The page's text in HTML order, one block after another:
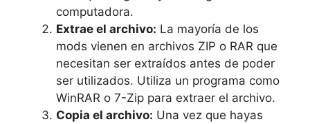
computadora.
Extrae el archivo: La mayoría de los
mods vienen en archivos ZIP o RAR que
necesitan ser extraídos antes de poder
ser utilizados. Utiliza un programa como
WinRAR o 7-Zip para extraer el archivo.
Copia el archivo: Una vez que hayas